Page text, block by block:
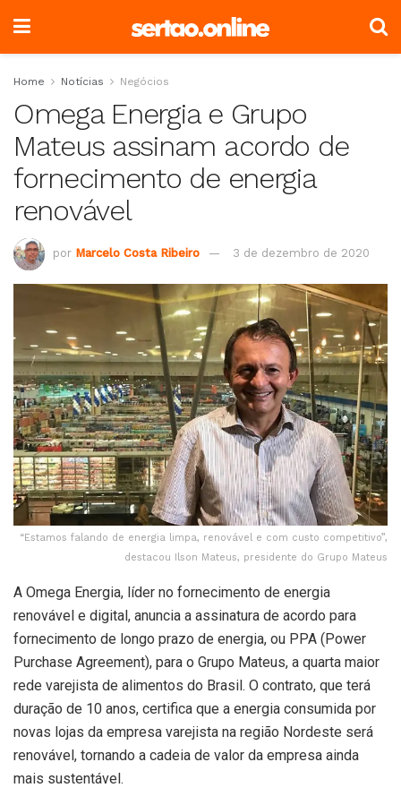
Home Notícias Negócios
Omega Energia e Grupo
Mateus assinam acordo de
fornecimento de energia
renovável
por Marcelo Costa Ribeiro 3 de dezembro de 2020
“Estamos falando de energia limpa, renovável e com custo competitivo”,
destacou Ilson Mateus, presidente do Grupo Mateus
A Omega Energia, líder no fornecimento de energia
renovável e digital, anuncia a assinatura de acordo para
fornecimento de longo prazo de energia, ou PPA (Power
Purchase Agreement), para o Grupo Mateus, a quarta maior
rede varejista de alimentos do Brasil. O contrato, que terá
duração de 10 anos, certifica que a energia consumida por
novas lojas da empresa varejista na região Nordeste será
renovável, tornando a cadeia de valor da empresa ainda
mais sustentável.